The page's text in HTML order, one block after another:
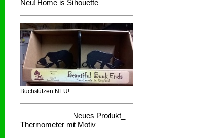
Neu! Home is Silhouette
Buchstützen NEU!
Neues Produkt_
Thermometer mit Motiv